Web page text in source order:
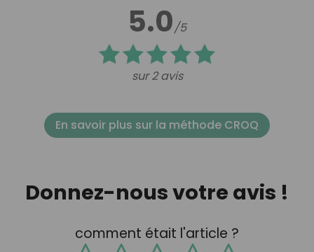
5.0/5
sur 2 avis
En savoir plus sur la méthode CROQ
Donnez-nous votre avis !
comment était l'article ?